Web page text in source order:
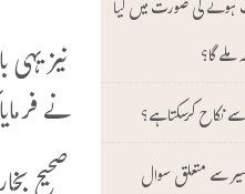
نیز
نے
کی صورت میں کیا
گا؟
نکاح کرسکتا ہے؟
سے متعلق سوال